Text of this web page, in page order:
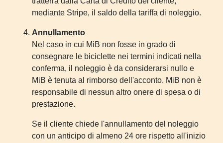
mediante Stripe, il saldo della tariffa di noleggio.
Annullamento
Nel caso in cui MiB non fosse in grado di
consegnare le biciclette nei termini indicati nella
conferma, il noleggio è da considerarsi nullo e
MiB è tenuta al rimborso dell'acconto. MiB non è
responsabile di nessun altro onere di spesa o di
prestazione.
Se il cliente chiede l'annullamento del noleggio
con un anticipo di almeno 24 ore rispetto all'inizio